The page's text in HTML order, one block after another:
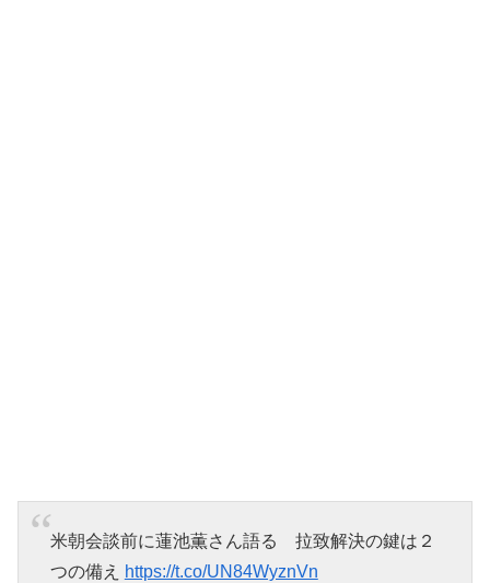
米朝会談前に蓮池薫さん語る 拉致解決の鍵は２
つの備え
https://t.co/UN84WyznVn